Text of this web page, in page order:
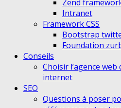
Zend
Intranet
Framework CSS
Bootstrap
Foundation
Conseils
Choisir l’agence
internet
SEO
Questions à poser